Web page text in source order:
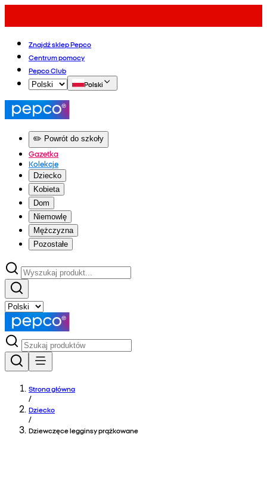
Znajdź sklep Pepco
Centrum pomocy
Pepco Club
Polski
✏️ Powrót do szkoły
Gazetka
Kolekcje
Dziecko
Kobieta
Dom
Niemowlę
Mężczyzna
Pozostałe
Strona główna
/
Dziecko
/
Dziewczęce legginsy prążkowane